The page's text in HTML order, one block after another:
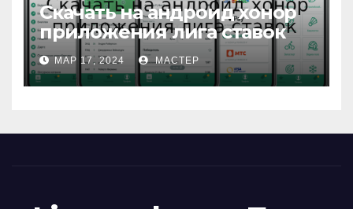
Скачать на андроид хонор
приложения лига ставок
МАР 17, 2024 МАСТЕР